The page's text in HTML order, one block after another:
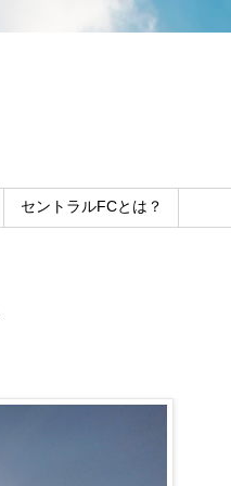
セントラルFCとは？